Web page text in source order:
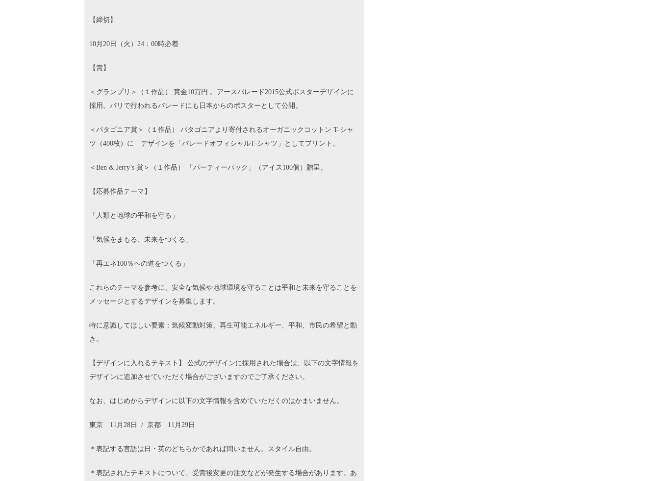
【締切】
10月20日（火）24：00時必着
【賞】
＜グランプリ＞（１作品） 賞金10万円 。アースパレード2015公式ポスターデザインに
採用。パリで行われるパレードにも日本からのポスターとして公開。
＜パタゴニア賞＞（１作品） パタゴニアより寄付されるオーガニックコットン T-シャ
ツ（400枚）に デザインを「パレードオフィシャルT-シャツ」としてプリント。
＜Ben & Jerry’s 賞＞（１作品） 「パーティーパック」（アイス100個）贈呈。
【応募作品テーマ】
「人類と地球の平和を守る」
「気候をまもる、未来をつくる」
「再エネ100％への道をつくる」
これらのテーマを参考に、安全な気候や地球環境を守ることは平和と未来を守ることを
メッセージとするデザインを募集します。
特に意識してほしい要素：気候変動対策、再生可能エネルギー、平和、市民の希望と動
き。
【デザインに入れるテキスト】 公式のデザインに採用された場合は、以下の文字情報を
デザインに追加させていただく場合がございますのでご了承ください。
なお、はじめからデザインに以下の文字情報を含めていただくのはかまいません。
東京 11月28日 / 京都 11月29日
＊表記する言語は日・英のどちらかであれば問いません。スタイル自由。
＊表記されたテキストについて、受賞後変更の注文などが発生する場合があります。あ